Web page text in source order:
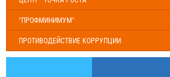
"ПРОФМИНИМУМ"
ПРОТИВОДЕЙСТВИЕ КОРРУПЦИИ